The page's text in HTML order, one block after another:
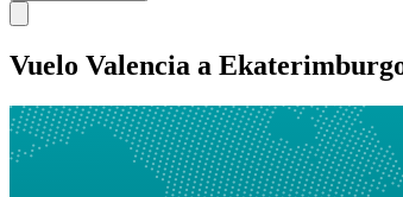
Vuelo Valencia a